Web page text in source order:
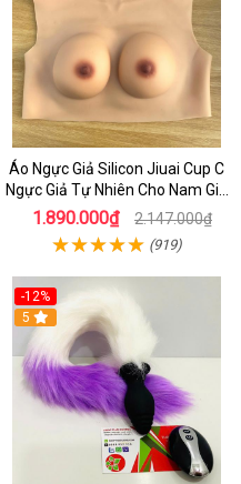
Áo Ngực Giả Silicon Jiuai Cup C
Ngực Giả Tự Nhiên Cho Nam Giả
Gái, Drag Queen
1.890.000₫ 2.147.000₫
(919)
-12%
5